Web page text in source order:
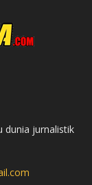
dunia jurnalistik